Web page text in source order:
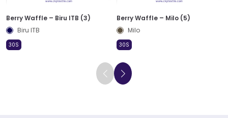
Berry Waffle – Biru ITB (3)
Biru ITB
30S
Berry Waffle – Milo (5)
Milo
30S